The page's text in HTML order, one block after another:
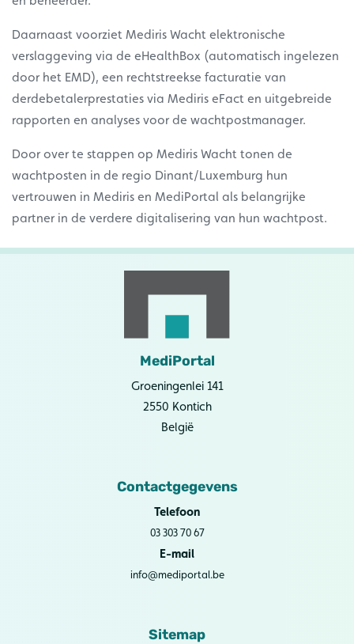
Daarnaast voorziet Mediris Wacht elektronische
verslaggeving via de eHealthBox (automatisch ingelezen
door het EMD), een rechtstreekse facturatie van
derdebetalerprestaties via Mediris eFact en uitgebreide
rapporten en analyses voor de wachtpostmanager.
Door over te stappen op Mediris Wacht tonen de
wachtposten in de regio Dinant/Luxemburg hun
vertrouwen in Mediris en MediPortal als belangrijke
partner in de verdere digitalisering van hun wachtpost.
MediPortal
Groeningenlei 141
2550 Kontich
België
Contactgegevens
Telefoon
03 303 70 67
E-mail
info@mediportal.be
Sitemap